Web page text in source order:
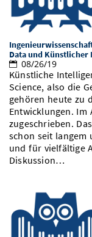
Data und
08/26/19
Künstliche
Science, also die
gehören heute zu
Entwicklungen.
zugeschrieben.
schon seit langem
und für vielfältige
Diskussion…